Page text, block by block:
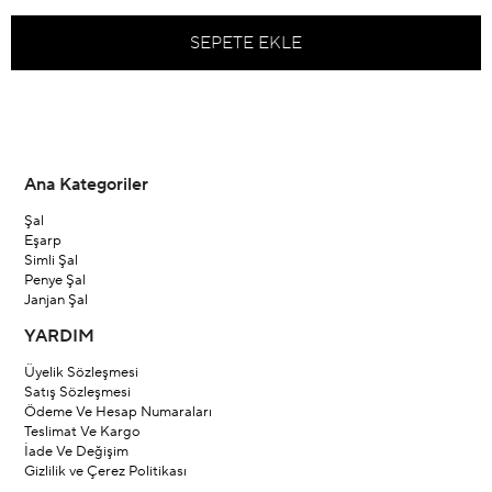
Ana Kategoriler
Şal
Eşarp
Simli Şal
Penye Şal
Janjan Şal
YARDIM
Üyelik Sözleşmesi
Satış Sözleşmesi
Ödeme Ve Hesap Numaraları
Teslimat Ve Kargo
İade Ve Değişim
Gizlilik ve Çerez Politikası